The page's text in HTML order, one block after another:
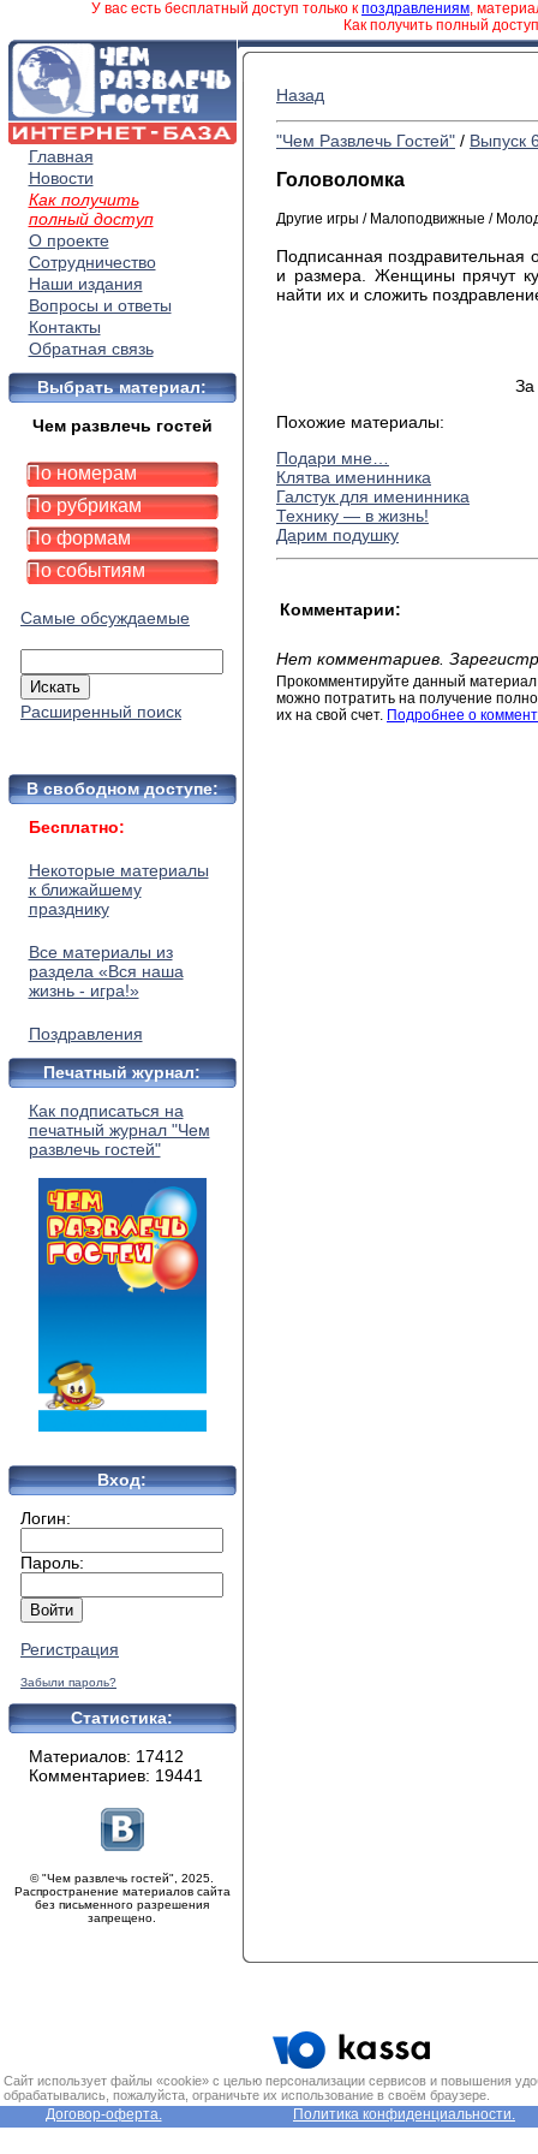
У вас есть бесплатный доступ только к поздравлениям,
Как получить полный
Главная
Новости
Как получить
полный доступ
О проекте
Сотрудничество
Наши издания
Вопросы и ответы
Контакты
Обратная связь
Выбрать материал:
Чем развлечь гостей
По номерам
По рубрикам
По формам
По событиям
Самые обсуждаемые
Расширенный поиск
В свободном доступе:
Бесплатно:
Некоторые материалы
к ближайшему
празднику
Все материалы из
раздела «Вся наша
жизнь - игра!»
Поздравления
Печатный журнал:
Как подписаться на
печатный журнал "Чем
развлечь гостей"
Вход:
Логин:
Пароль:
Регистрация
Забыли пароль?
Статистика:
Материалов: 17412
Комментариев: 19441
© "Чем развлечь гостей", 2025.
Распространение материалов сайта
без письменного разрешения
запрещено.
Назад
"Чем Развлечь Гостей" / Выпуск
Головоломка
Другие игры / Малоподвижные /
Подписанная поздравительная
и размера. Женщины прячут
найти их и сложить
За
Похожие материалы:
Подари мне…
Клятва именинника
Галстук для именинника
Технику — в жизнь!
Дарим подушку
Комментарии:
Нет комментариев.
Прокомментируйте данный
можно потратить на получение
их на свой счет. Подробнее о
Сайт использует файлы «cookie» с целью персонализации сервисов и повышения
обрабатывались, пожалуйста, ограничьте их использование в своём браузере.
Договор-оферта. Политика конфиденциальности.